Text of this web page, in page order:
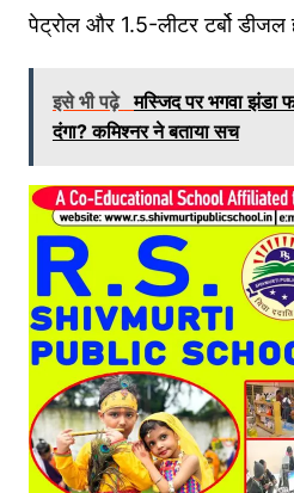
पेट्रोल और 1.5-लीटर टर्बो डीजल
इसे भी पढ़े मस्जिद पर भगवा झंडा
दंगा? कमिश्नर ने बताया सच